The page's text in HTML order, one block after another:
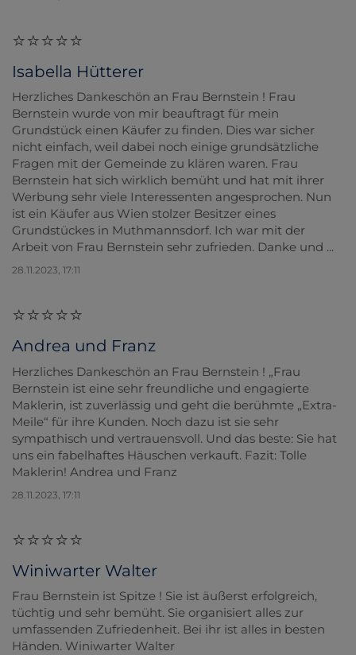
Isabella Hütterer
Herzliches Dankeschön an Frau Bernstein ! Frau
Bernstein wurde von mir beauftragt für mein
Grundstück einen Käufer zu finden. Dies war sicher
nicht einfach, weil dabei noch einige grundsätzliche
Fragen mit der Gemeinde zu klären waren. Frau
Bernstein hat sich wirklich bemüht und hat mit ihrer
Werbung sehr viele Interessenten angesprochen. Nun
ist ein Käufer aus Wien stolzer Besitzer eines
Grundstückes in Muthmannsdorf. Ich war mit der
Arbeit von Frau Bernstein sehr zufrieden. Danke und ...
28.11.2023, 17:11
Andrea und Franz
Herzliches Dankeschön an Frau Bernstein ! „Frau
Bernstein ist eine sehr freundliche und engagierte
Maklerin, ist zuverlässig und geht die berühmte „Extra-
Meile“ für ihre Kunden. Noch dazu ist sie sehr
sympathisch und vertrauensvoll. Und das beste: Sie hat
uns ein fabelhaftes Häuschen verkauft. Fazit: Tolle
Maklerin! Andrea und Franz
28.11.2023, 17:11
Winiwarter Walter
Frau Bernstein ist Spitze ! Sie ist äußerst erfolgreich,
tüchtig und sehr bemüht. Sie organisiert alles zur
umfassenden Zufriedenheit. Bei ihr ist alles in besten
Händen. Winiwarter Walter